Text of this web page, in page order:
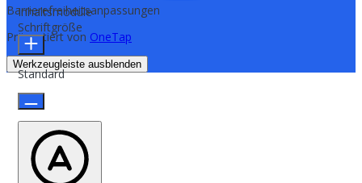
Barrierefreiheitsanpassungen
Präsentiert von OneTap
Werkzeugleiste ausblenden
Inhaltsmodule
Schriftgröße
Standard